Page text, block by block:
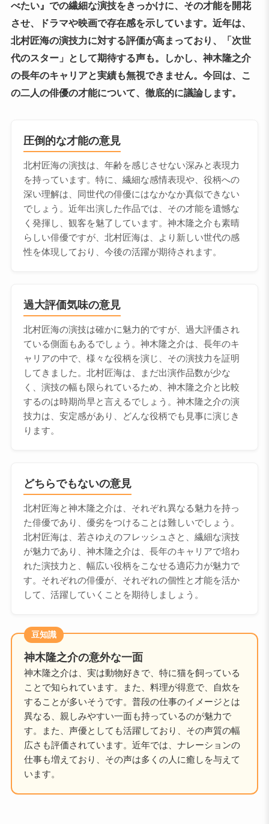
べたい』での繊細な演技をきっかけに、その才能を開花
させ、ドラマや映画で存在感を示しています。近年は、
北村匠海の演技力に対する評価が高まっており、「次世
代のスター」として期待する声も。しかし、神木隆之介
の長年のキャリアと実績も無視できません。今回は、こ
の二人の俳優の才能について、徹底的に議論します。
圧倒的な才能の意見
北村匠海の演技は、年齢を感じさせない深みと表現力
を持っています。特に、繊細な感情表現や、役柄への
深い理解は、同世代の俳優にはなかなか真似できない
でしょう。近年出演した作品では、その才能を遺憾な
く発揮し、観客を魅了しています。神木隆之介も素晴
らしい俳優ですが、北村匠海は、より新しい世代の感
性を体現しており、今後の活躍が期待されます。
過大評価気味の意見
北村匠海の演技は確かに魅力的ですが、過大評価され
ている側面もあるでしょう。神木隆之介は、長年のキ
ャリアの中で、様々な役柄を演じ、その演技力を証明
してきました。北村匠海は、まだ出演作品数が少な
く、演技の幅も限られているため、神木隆之介と比較
するのは時期尚早と言えるでしょう。神木隆之介の演
技力は、安定感があり、どんな役柄でも見事に演じき
ります。
どちらでもないの意見
北村匠海と神木隆之介は、それぞれ異なる魅力を持っ
た俳優であり、優劣をつけることは難しいでしょう。
北村匠海は、若さゆえのフレッシュさと、繊細な演技
が魅力であり、神木隆之介は、長年のキャリアで培わ
れた演技力と、幅広い役柄をこなせる適応力が魅力で
す。それぞれの俳優が、それぞれの個性と才能を活か
して、活躍していくことを期待しましょう。
豆知識
神木隆之介の意外な一面
神木隆之介は、実は動物好きで、特に猫を飼っている
ことで知られています。また、料理が得意で、自炊を
することが多いそうです。普段の仕事のイメージとは
異なる、親しみやすい一面も持っているのが魅力で
す。また、声優としても活躍しており、その声質の幅
広さも評価されています。近年では、ナレーションの
仕事も増えており、その声は多くの人に癒しを与えて
います。